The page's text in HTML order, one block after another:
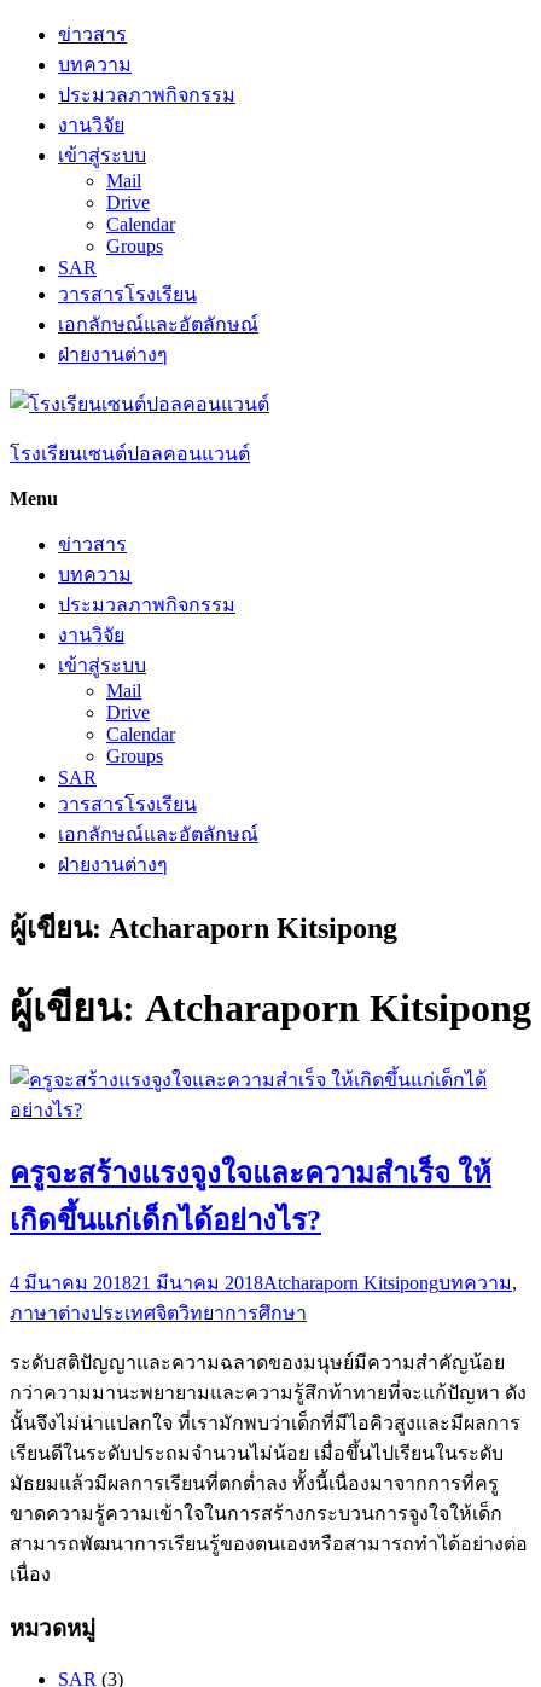
Skip
content
ข่าวสาร
บทความ
ประมวลภาพกิจกรรม
งานวิจัย
เข้าสู่ระบบ
Mail
Drive
Calendar
Groups
SAR
วารสารโรงเรียน
เอกลักษณ์และอัตลักษณ์
ฝ่ายงานต่างๆ
โรงเรียนเซนต์ปอลคอนแวนต์
Menu
ข่าวสาร
บทความ
ประมวลภาพกิจกรรม
งานวิจัย
เข้าสู่ระบบ
Mail
Drive
Calendar
Groups
SAR
วารสารโรงเรียน
เอกลักษณ์และอัตลักษณ์
ฝ่ายงานต่างๆ
ผู้เขียน: Atcharaporn Kitsipong
ผู้เขียน: Atcharaporn Kitsipong
ครูจะสร้างแรงจูงใจและความสำเร็จ ให้
เกิดขึ้นแก่เด็กได้อย่างไร?
4 มีนาคม 201821 มีนาคม 2018Atcharaporn Kitsipongบทความ,
ภาษาต่างประเทศจิตวิทยาการศึกษา
ระดับสติปัญญาและความฉลาดของมนุษย์มีความสำคัญน้อย
กว่าความมานะพยายามและความรู้สึกท้าทายที่จะแก้ปัญหา ดัง
นั้นจึงไม่น่าแปลกใจ ที่เรามักพบว่าเด็กที่มีไอคิวสูงและมีผลการ
เรียนดีในระดับประถมจำนวนไม่น้อย เมื่อขึ้นไปเรียนในระดับ
มัธยมแล้วมีผลการเรียนที่ตกต่ำลง ทั้งนี้เนื่องมาจากการที่ครู
ขาดความรู้ความเข้าใจในการสร้างกระบวนการจูงใจให้เด็ก
สามารถพัฒนาการเรียนรู้ของตนเองหรือสามารถทำได้อย่างต่อ
เนื่อง
หมวดหมู่
SAR (3)